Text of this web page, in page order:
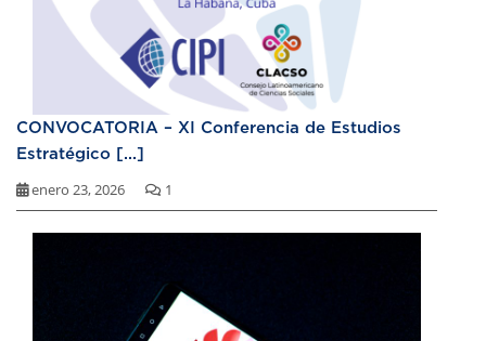
CONVOCATORIA – XI Conferencia de Estudios
Estratégico [...]
enero 23, 2026 1